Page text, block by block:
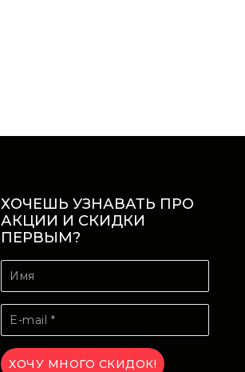
ХОЧЕШЬ УЗНАВАТЬ ПРО
АКЦИИ И СКИДКИ
ПЕРВЫМ?